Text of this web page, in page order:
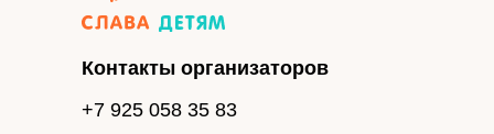
Контакты организаторов
+7 925 058 35 83